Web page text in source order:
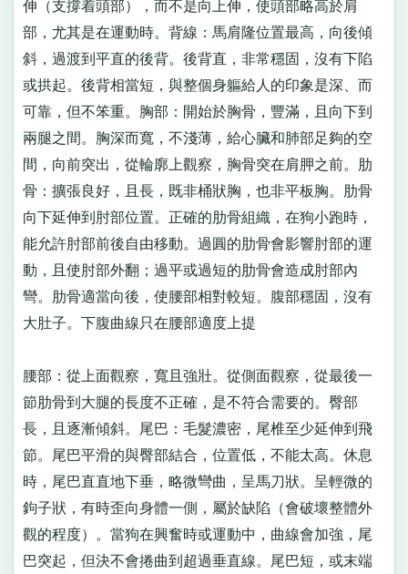
伸（支撐着頭部），而不是向上伸，使頭部略高於肩
部，尤其是在運動時。背線：馬肩隆位置最高，向後傾
斜，過渡到平直的後背。後背直，非常穩固，沒有下陷
或拱起。後背相當短，與整個身軀給人的印象是深、而
可靠，但不笨重。胸部：開始於胸骨，豐滿，且向下到
兩腿之間。胸深而寬，不淺薄，給心臟和肺部足夠的空
間，向前突出，從輪廓上觀察，胸骨突在肩胛之前。肋
骨：擴張良好，且長，既非桶狀胸，也非平板胸。肋骨
向下延伸到肘部位置。正確的肋骨組織，在狗小跑時，
能允許肘部前後自由移動。過圓的肋骨會影響肘部的運
動，且使肘部外翻；過平或過短的肋骨會造成肘部內
彎。肋骨適當向後，使腰部相對較短。腹部穩固，沒有
大肚子。下腹曲線只在腰部適度上提
腰部：從上面觀察，寬且強壯。從側面觀察，從最後一
節肋骨到大腿的長度不正確，是不符合需要的。臀部
長，且逐漸傾斜。尾巴：毛髮濃密，尾椎至少延伸到飛
節。尾巴平滑的與臀部結合，位置低，不能太高。休息
時，尾巴直直地下垂，略微彎曲，呈馬刀狀。呈輕微的
鉤子狀，有時歪向身體一側，屬於缺陷（會破壞整體外
觀的程度）。當狗在興奮時或運動中，曲線會加強，尾
巴突起，但決不會捲曲到超過垂直線。尾巴短，或末端